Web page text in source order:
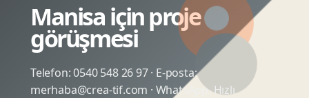
Manisa için proje
görüşmesi
Telefon:0540 548 26 97· E-posta:
merhaba@crea-tif.com · WhatsApp:Hızlı